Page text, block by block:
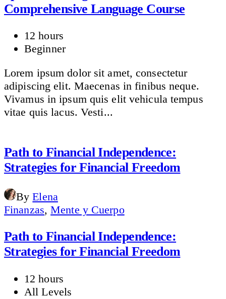
Comprehensive Language Course
12 hours
Beginner
Lorem ipsum dolor sit amet, consectetur
adipiscing elit. Maecenas in finibus neque.
Vivamus in ipsum quis elit vehicula tempus
vitae quis lacus. Vesti...
Path to Financial Independence:
Strategies for Financial Freedom
By Elena
Finanzas,Mente y Cuerpo
Path to Financial Independence:
Strategies for Financial Freedom
12 hours
All Levels